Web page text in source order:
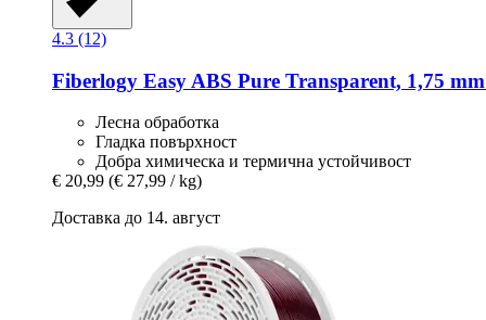
4.3 (12)
Fiberlogy Easy ABS Pure Transparent, 1,75
Лесна обработка
Гладка повърхност
Добра химическа и термична устойчивост
€ 20,99 (€ 27,99 / kg)
Доставка до 14. август